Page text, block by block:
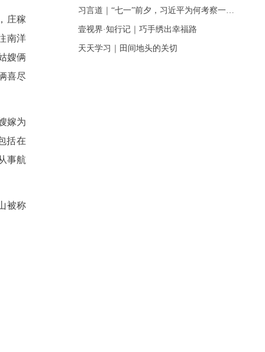
庄稼
南洋
嫂俩
喜尽
嫁为
括在
事航
被称
壹视界·知行记｜巧手绣出幸福路
天天学习｜田间地头的关切